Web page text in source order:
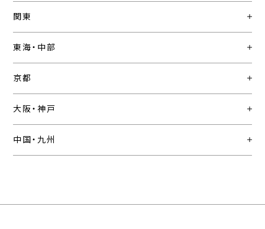
関東
東海・中部
京都
大阪・神戸
中国・九州